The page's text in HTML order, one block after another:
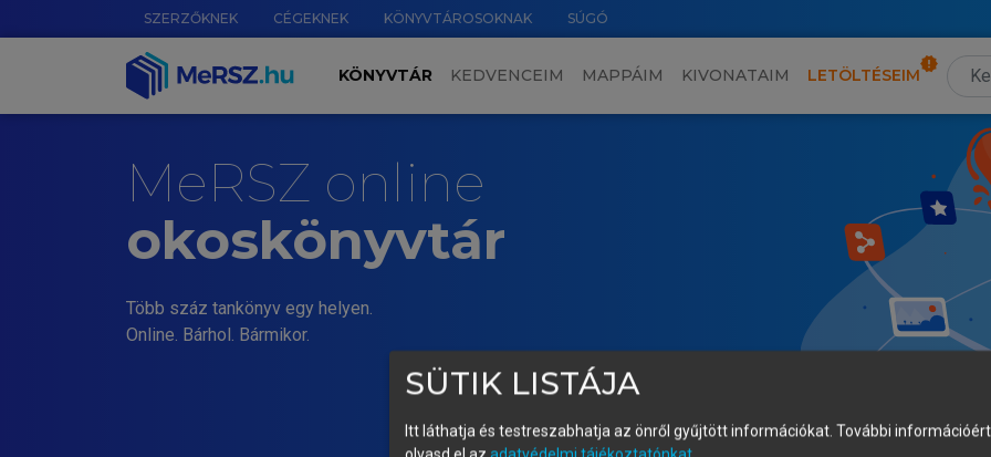
SZERZŐKNEK CÉGEKNEK KÖNYVTÁROSOKNAK SÚGÓ
KÖNYVTÁR KEDVENCEIM MAPPÁIM KIVONATAIM LETÖLTÉSEIM
MeRSZ online
okoskönyvtár
Több száz tankönyv egy helyen.
Online. Bárhol. Bármikor.
SÜTIK LISTÁJA
Itt láthatja és testreszabhatja az önről gyűjtött információkat. További